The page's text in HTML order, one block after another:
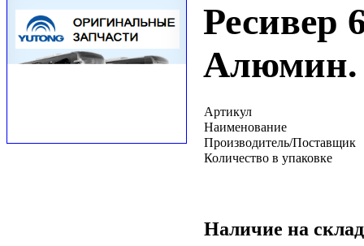
Ресивер
Алюмин.
Артикул
Наименование
Производитель/Поставщик
Количество в упаковке
Наличие на